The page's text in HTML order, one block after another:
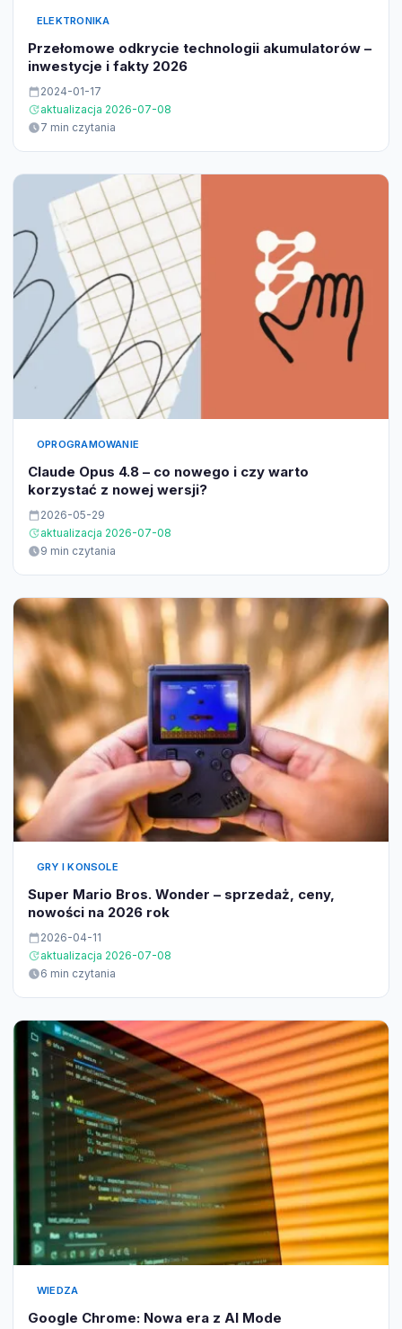
ELEKTRONIKA
Przełomowe odkrycie technologii akumulatorów –
inwestycje i fakty 2026
2024-01-17
aktualizacja 2026-07-08
7 min czytania
OPROGRAMOWANIE
Claude Opus 4.8 – co nowego i czy warto
korzystać z nowej wersji?
2026-05-29
aktualizacja 2026-07-08
9 min czytania
GRY I KONSOLE
Super Mario Bros. Wonder – sprzedaż, ceny,
nowości na 2026 rok
2026-04-11
aktualizacja 2026-07-08
6 min czytania
WIEDZA
Google Chrome: Nowa era z AI Mode